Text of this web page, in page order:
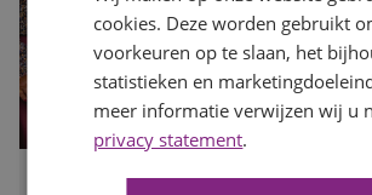
cookies. Deze worden gebruikt
voorkeuren op te slaan, het
statistieken en
meer informatie verwijzen wij u
privacy statement.